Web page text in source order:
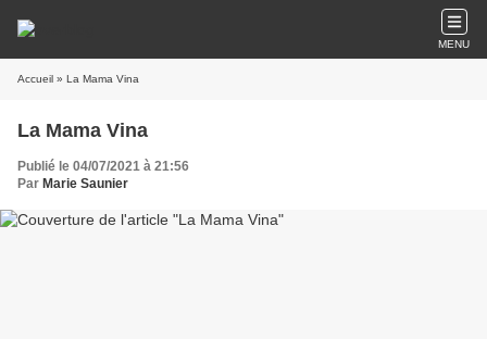
MENU
Accueil » La Mama Vina
La Mama Vina
Publié le 04/07/2021 à 21:56
Par Marie Saunier